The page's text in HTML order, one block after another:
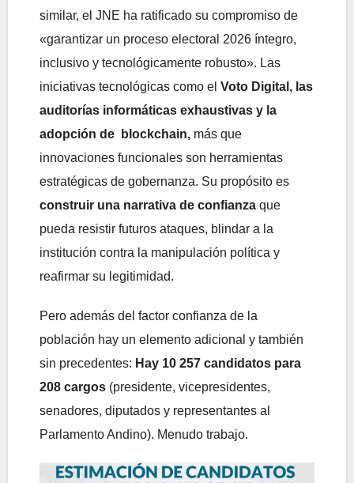
similar, el JNE ha ratificado su compromiso de
«garantizar un proceso electoral 2026 íntegro,
inclusivo y tecnológicamente robusto». Las
iniciativas tecnológicas como el Voto Digital, las
auditorías informáticas exhaustivas y la
adopción de blockchain, más que
innovaciones funcionales son herramientas
estratégicas de gobernanza. Su propósito es
construir una narrativa de confianza que
pueda resistir futuros ataques, blindar a la
institución contra la manipulación política y
reafirmar su legitimidad.
Pero además del factor confianza de la
población hay un elemento adicional y también
sin precedentes: Hay 10 257 candidatos para
208 cargos (presidente, vicepresidentes,
senadores, diputados y representantes al
Parlamento Andino). Menudo trabajo.